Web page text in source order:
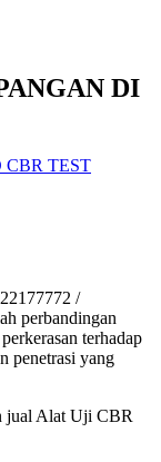
DI
TEST
/
perbandingan
terhadap
penetrasi yang
jual Alat Uji CBR